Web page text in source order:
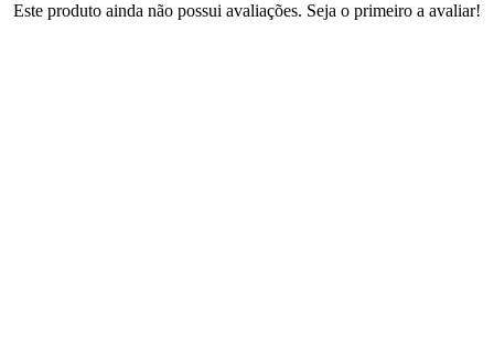
Este produto ainda não possui avaliações. Seja o primeiro a avaliar!